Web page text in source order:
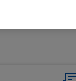
umfasst die
Informationen
über verschiedene
dieser